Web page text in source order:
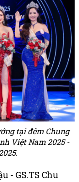
tại đêm Chung
Việt Nam 2025 -
- GS.TS Chu